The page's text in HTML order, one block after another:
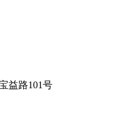
益路101号